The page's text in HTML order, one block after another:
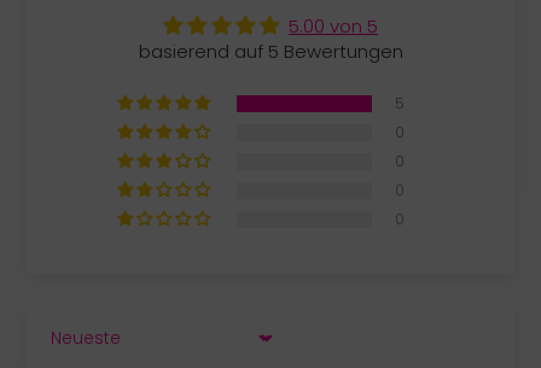
5.00 von 5
basierend auf 5 Bewertungen
5
0
0
0
0
SORT BY